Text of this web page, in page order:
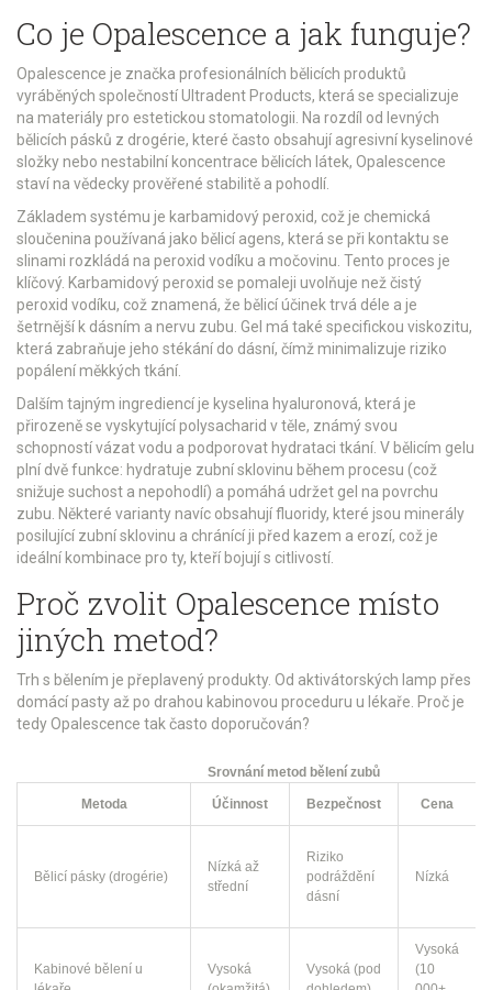
Co je Opalescence a jak funguje?
Opalescence je značka profesionálních bělicích produktů
vyráběných společností Ultradent Products, která se specializuje
na materiály pro estetickou stomatologii . Na rozdíl od levných
bělicích pásků z drogérie, které často obsahují agresivní kyselinové
složky nebo nestabilní koncentrace bělicích látek, Opalescence
staví na vědecky prověřené stabilitě a pohodlí.
Základem systému je karbamidový peroxid, což je chemická
sloučenina používaná jako bělicí agens, která se při kontaktu se
slinami rozkládá na peroxid vodíku a močovinu . Tento proces je
klíčový. Karbamidový peroxid se pomaleji uvolňuje než čistý
peroxid vodíku, což znamená, že bělicí účinek trvá déle a je
šetrnější k dásním a nervu zubu. Gel má také specifickou viskozitu,
která zabraňuje jeho stékání do dásní, čímž minimalizuje riziko
popálení měkkých tkání.
Dalším tajným ingrediencí je kyselina hyaluronová, která je
přirozeně se vyskytující polysacharid v těle, známý svou
schopností vázat vodu a podporovat hydrataci tkání . V bělicím gelu
plní dvě funkce: hydratuje zubní sklovinu během procesu (což
snižuje suchost a nepohodlí) a pomáhá udržet gel na povrchu
zubu. Některé varianty navíc obsahujífluoridy, které jsou minerály
posilující zubní sklovinu a chránící ji před kazem a erozí, což je
ideální kombinace pro ty, kteří bojují s citlivostí.
Proč zvolit Opalescence místo
jiných metod?
Trh s bělením je přeplavený produkty. Od aktivátorských lamp přes
domácí pasty až po drahou kabinovou proceduru u lékaře. Proč je
tedy Opalescence tak často doporučován?
Srovnání metod bělení zubů
Metoda Účinnost Bezpečnost Cena
Bělicí pásky (drogérie)
Nízká až
střední
Riziko
podráždění
dásní
Nízká
Kabinové bělení u
Vysoká
Vysoká (pod
Vysoká
(10